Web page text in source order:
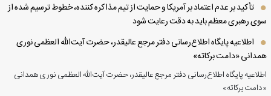
تأکید بر عدم اعتماد بر آمریکا و حمایت از تیم مذاکره کننده، خطوط ترسیم شده از
رهبری معظم باید به دقت رعایت شود
اطلاعیه پایگاه اطلاع‌رسانی دفتر مرجع عالیقدر، حضرت آیت‌الله العظمی نوری
«دامت برکاته»
پایگاه اطلاع‌رسانی دفتر مرجع عالیقدر، حضرت آیت‌الله العظمی نوری همدانی
برکاته»